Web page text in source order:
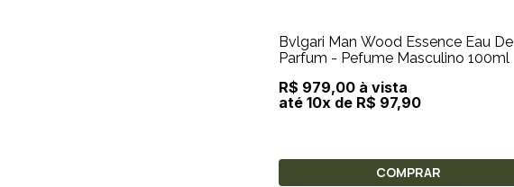
Bvlgari Man Wood Essence Eau De
Parfum - Pefume Masculino 100ml
R$ 979,00 à vista
até 10x de R$ 97,90
COMPRAR